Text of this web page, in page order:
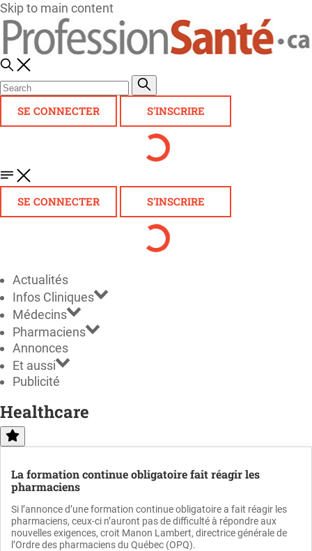
Skip to main content
SE CONNECTER S'INSCRIRE
SE CONNECTER S'INSCRIRE
Actualités
Infos Cliniques
Médecins
Pharmaciens
Annonces
Et aussi
Publicité
Healthcare
La formation continue obligatoire fait réagir les
pharmaciens
Si l’annonce d’une formation continue obligatoire a fait réagir les
pharmaciens, ceux-ci n’auront pas de difficulté à répondre aux
nouvelles exigences, croit Manon Lambert, directrice générale de
l’Ordre des pharmaciens du Québec (OPQ).